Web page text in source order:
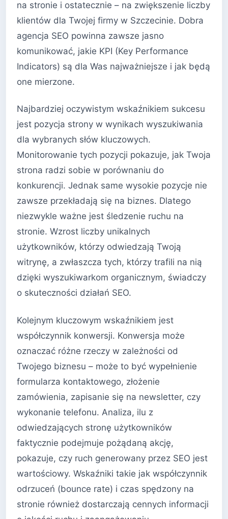
na stronie i ostatecznie – na zwiększenie liczby
klientów dla Twojej firmy w Szczecinie. Dobra
agencja SEO powinna zawsze jasno
komunikować, jakie KPI (Key Performance
Indicators) są dla Was najważniejsze i jak będą
one mierzone.
Najbardziej oczywistym wskaźnikiem sukcesu
jest pozycja strony w wynikach wyszukiwania
dla wybranych słów kluczowych.
Monitorowanie tych pozycji pokazuje, jak Twoja
strona radzi sobie w porównaniu do
konkurencji. Jednak same wysokie pozycje nie
zawsze przekładają się na biznes. Dlatego
niezwykle ważne jest śledzenie ruchu na
stronie. Wzrost liczby unikalnych
użytkowników, którzy odwiedzają Twoją
witrynę, a zwłaszcza tych, którzy trafili na nią
dzięki wyszukiwarkom organicznym, świadczy
o skuteczności działań SEO.
Kolejnym kluczowym wskaźnikiem jest
współczynnik konwersji. Konwersja może
oznaczać różne rzeczy w zależności od
Twojego biznesu – może to być wypełnienie
formularza kontaktowego, złożenie
zamówienia, zapisanie się na newsletter, czy
wykonanie telefonu. Analiza, ilu z
odwiedzających stronę użytkowników
faktycznie podejmuje pożądaną akcję,
pokazuje, czy ruch generowany przez SEO jest
wartościowy. Wskaźniki takie jak współczynnik
odrzuceń (bounce rate) i czas spędzony na
stronie również dostarczają cennych informacji